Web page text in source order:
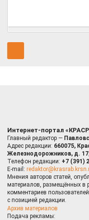
Интернет-портал
Главный редактор —
Адрес редакции: 660075,
Железнодорожников, д.
Телефон редакции: +7 (391)
E-mail:
Мнения авторов статей,
материалов, размещённых в
комментариев
с позицией редакции.
Архив материалов
Подача рекламы: